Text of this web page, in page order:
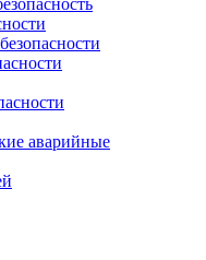
аварийные